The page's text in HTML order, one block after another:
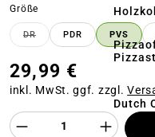
Dutch
Größe
DR(DIESE OPTION IST
PDR PVS
29,99 €
inkl. MwSt. ggf. zzgl.
Produkt Anzahl